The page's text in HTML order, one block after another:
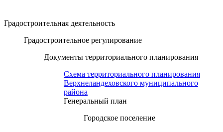
Градостроительная деятельность
Градостроительное регулирование
Документы территориального планирования
Схема территориального планирования
Верхнеландеховского муниципального
района
Генеральный план
Городское поселение